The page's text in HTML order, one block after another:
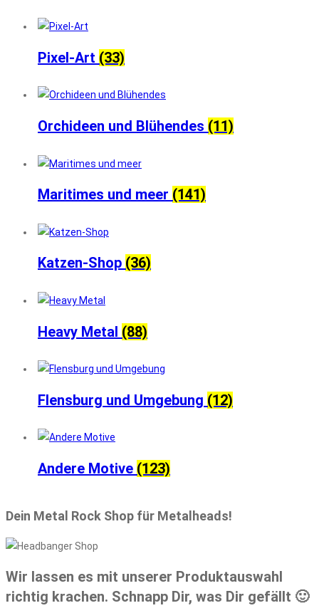
Pixel-Art (33)
Orchideen und Blühendes (11)
Maritimes und meer (141)
Katzen-Shop (36)
Heavy Metal (88)
Flensburg und Umgebung (12)
Andere Motive (123)
Dein Metal Rock Shop für Metalheads!
Wir lassen es mit unserer Produktauswahl
richtig krachen. Schnapp Dir, was Dir gefällt 🙂